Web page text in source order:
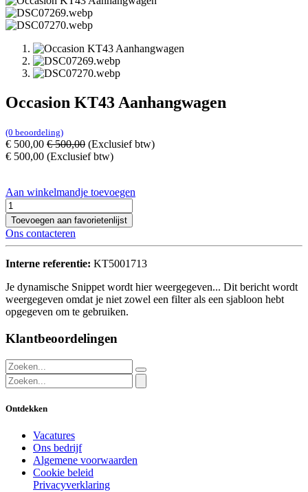
Occasion KT43 Aanhangwagen
(0 beoordeling)
€ 500,00 €500,00 (Exclusief btw)
€ 500,00 (Exclusief btw)
Aan winkelmandje toevoegen
Toevoegen aan favorietenlijst
Ons contacteren
Interne referentie: KT5001713
Je dynamische Snippet wordt hier weergegeven... Dit bericht wordt
weergegeven omdat je niet zowel een filter als een sjabloon hebt
opgegeven om te gebruiken.
Klantbeoordelingen
Ontdekken
Vacatures
Ons bedrijf
Algemene voorwaarden
Cookie beleid
Privacyverklaring